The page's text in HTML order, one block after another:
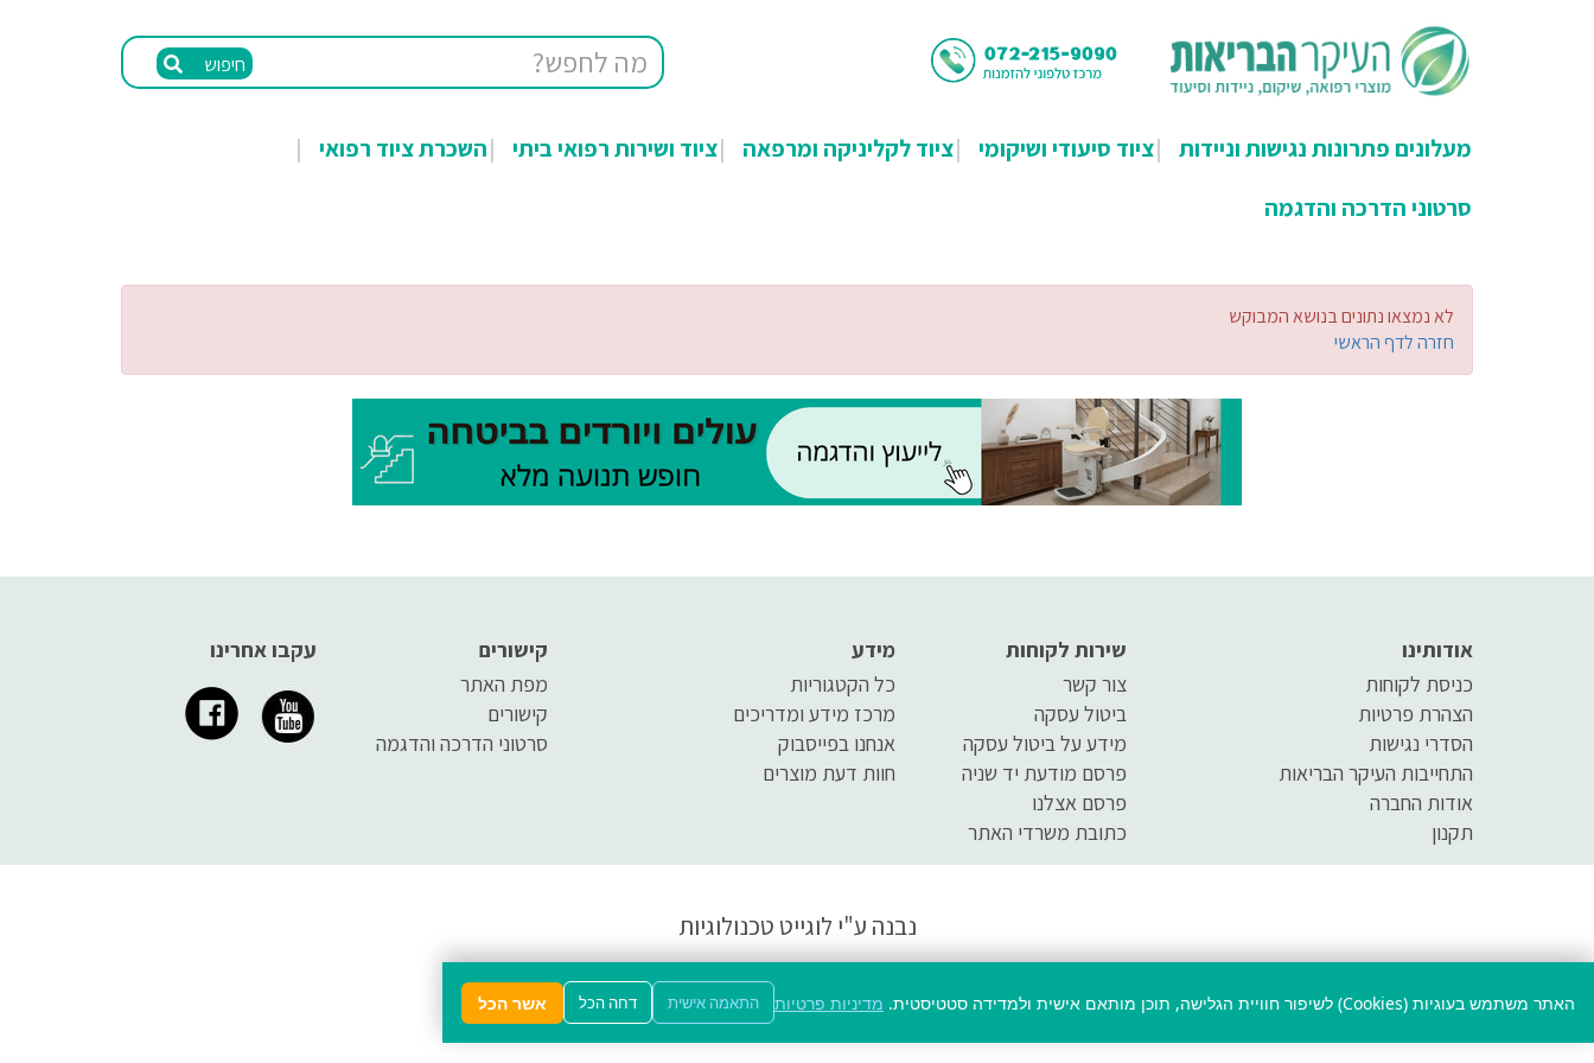
חיפוש
מעלונים פתרונות נגישות וניידות ציוד סיעודי ושיקומי ציוד לקליניקה ומרפאה ציוד ושירות רפואי ביתי
השכרת ציוד רפואי
סרטוני הדרכה והדגמה
לא נמצאו נתונים בנושא המבוקש
חזרה לדף הראשי
עקבו אחרינו
קישורים
מפת האתר
קישורים
סרטוני הדרכה והדגמה
מידע
כל הקטגוריות
מרכז מידע ומדריכים
אנחנו בפייסבוק
חוות דעת מוצרים
שירות לקוחות
צור קשר
ביטול עסקה
מידע על ביטול עסקה
פרסם מודעת יד שניה
פרסם אצלנו
כתובת משרדי האתר
אודותינו
כניסת לקוחות
הצהרת פרטיות
הסדרי נגישות
התחייבות העיקר הבריאות
אודות החברה
תקנון
נבנה ע"י לוגייט טכנולוגיות
האתר משתמש בעוגיות (Cookies) לשיפור חוויית הגלישה, תוכן מותאם אישית ולמדידה סטטיסטית. מדיניות פרטיות התאמה אישית דחה הכל אשר הכל